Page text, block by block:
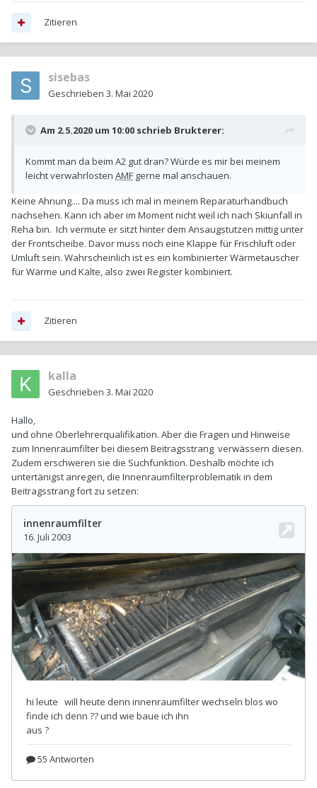
Zitieren
sisebas
Geschrieben 3. Mai 2020
Am 2.5.2020 um 10:00 schrieb Brukterer:
Kommt man da beim A2 gut dran? Würde es mir bei meinem
leicht verwahrlosten AMF gerne mal anschauen.
Keine Ahnung.... Da muss ich mal in meinem Reparaturhandbuch
nachsehen. Kann ich aber im Moment nicht weil ich nach Skiunfall in
Reha bin. Ich vermute er sitzt hinter dem Ansaugstutzen mittig unter
der Frontscheibe. Davor muss noch eine Klappe für Frischluft oder
Umluft sein. Wahrscheinlich ist es ein kombinierter Wärmetauscher
für Wärme und Kälte, also zwei Register kombiniert.
Zitieren
kalla
Geschrieben 3. Mai 2020
Hallo,
und ohne Oberlehrerqualifikation. Aber die Fragen und Hinweise
zum Innenraumfilter bei diesem Beitragsstrang verwässern diesen.
Zudem erschweren sie die Suchfunktion. Deshalb möchte ich
untertänigst anregen, die Innenraumfilterproblematik in dem
Beitragsstrang fort zu setzen: